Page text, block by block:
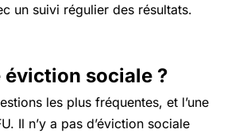
un suivi régulier des résultats.
sociale ?
les plus fréquentes, et l’une
Il n’y a pas d’éviction sociale